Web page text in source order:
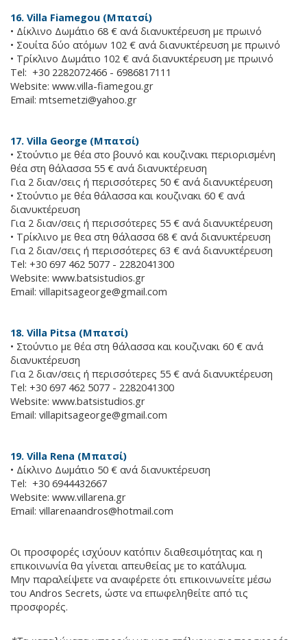
16. Villa Fiamegou (Μπατσί)
• Δίκλινο Δωμάτιο 68 € ανά διανυκτέρευση με πρωινό
• Σουίτα δύο ατόμων 102 € ανά διανυκτέρευση με πρωινό
• Τρίκλινο Δωμάτιο 102 € ανά διανυκτέρευση με πρωινό
Tel: +30 2282072466 - 6986817111
Website: www.villa-fiamegou.gr
Email: mtsemetzi@yahoo.gr
17. Villa George (Μπατσί)
• Στούντιο με θέα στο βουνό και κουζινακι περιορισμένη
θέα στη θάλασσα 55 € ανά διανυκτέρευση
Για 2 διαν/σεις ή περισσότερες 50 € ανά διανυκτέρευση
• Στούντιο με θέα θάλασσα και κουζινακι 60 € ανά
διανυκτέρευση
Για 2 διαν/σεις ή περισσότερες 55 € ανά διανυκτέρευση
• Τρίκλινο με θεα στη θάλασσα 68 € ανά διανυκτέρευση
Για 2 διαν/σεις ή περισσότερες 63 € ανά διανυκτέρευση
Tel: +30 697 462 5077 - 2282041300
Website: www.batsistudios.gr
Email: villapitsageorge@gmail.com
18. Villa Pitsa (Μπατσί)
• Στούντιο με θέα στη θάλασσα και κουζινακι 60 € ανά
διανυκτέρευση
Για 2 διαν/σεις ή περισσότερες 55 € ανά διανυκτέρευση
Tel: +30 697 462 5077 - 2282041300
Website: www.batsistudios.gr
Email: villapitsageorge@gmail.com
19. Villa Rena (Μπατσί)
• Δίκλινο Δωμάτιο 50 € ανά διανυκτέρευση
Tel: +30 6944432667
Website: www.villarena.gr
Email: villarenaandros@hotmail.com
Οι προσφορές ισχύουν κατόπιν διαθεσιμότητας και η
επικοινωνία θα γίνεται απευθείας με το κατάλυμα.
Μην παραλείψετε να αναφέρετε ότι επικοινωνείτε μέσω
του Andros Secrets, ώστε να επωφεληθείτε από τις
προσφορές.